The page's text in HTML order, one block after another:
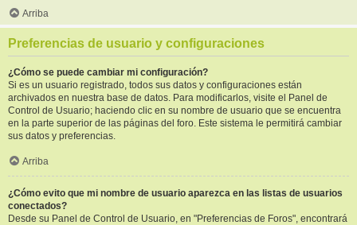
Arriba
Preferencias de usuario y configuraciones
¿Cómo se puede cambiar mi configuración?
Si es un usuario registrado, todos sus datos y configuraciones están
archivados en nuestra base de datos. Para modificarlos, visite el Panel de
Control de Usuario; haciendo clic en su nombre de usuario que se encuentra
en la parte superior de las páginas del foro. Este sistema le permitirá cambiar
sus datos y preferencias.
Arriba
¿Cómo evito que mi nombre de usuario aparezca en las listas de usuarios
conectados?
Desde su Panel de Control de Usuario, en "Preferencias de Foros", encontrará